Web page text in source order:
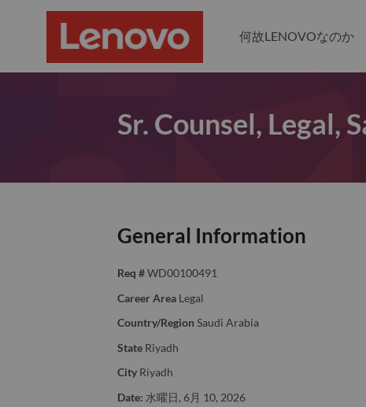
何故LENOVOなのか
Sr. Counsel, Legal,
General Information
Req # WD00100491
Career Area Legal
Country/Region Saudi Arabia
State Riyadh
City Riyadh
Date: 水曜日, 6月 10, 2026